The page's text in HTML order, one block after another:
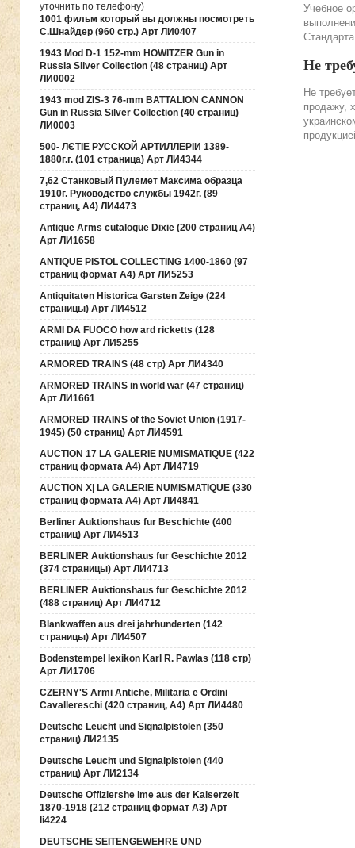
уточнить по телефону)
1001 фильм который вы должны посмотреть
С.Шнайдер (960 стр.) Арт ЛИ0407
1943 Mod D-1 152-mm HOWITZER Gun in
Russia Silver Collection (48 страниц) Арт
ЛИ0002
1943 mod ZIS-3 76-mm BATTALION CANNON
Gun in Russia Silver Collection (40 страниц)
ЛИ0003
500- ЛЄТІЕ РУССКОЙ АРТИЛЛЕРІИ 1389-
1880г.г. (101 страница) Арт ЛИ4344
7,62 Станковый Пулемет Максима образца
1910г. Руководство службы 1942г. (89
страниц, А4) ЛИ4473
Antique Arms cutalogue Dixie (200 страниц А4)
Арт ЛИ1658
ANTIQUE PISTOL COLLECTING 1400-1860 (97
страниц формат А4) Арт ЛИ5253
Antiquitaten Historica Garsten Zeige (224
страницы) Арт ЛИ4512
ARMI DA FUOCO how ard ricketts (128
страниц) Арт ЛИ5255
ARMORED TRAINS (48 стр) Арт ЛИ4340
ARMORED TRAINS in world war (47 страниц)
Арт ЛИ1661
ARMORED TRAINS of the Soviet Union (1917-
1945) (50 страниц) Арт ЛИ4591
AUCTION 17 LA GALERIE NUMISMATIQUE (422
страниц формата А4) Арт ЛИ4719
AUCTION Х| LA GALERIE NUMISMATIQUE (330
страниц формата А4) Арт ЛИ4841
Berliner Auktionshaus fur Beschichte (400
страниц) Арт ЛИ4513
BERLINER Auktionshaus fur Geschichte 2012
(374 страницы) Арт ЛИ4713
BERLINER Auktionshaus fur Geschichte 2012
(488 страниц) Арт ЛИ4712
Blankwaffen aus drei jahrhunderten (142
страницы) Арт ЛИ4507
Bodenstempel lexikon Karl R. Pawlas (118 cтр)
Арт ЛИ1706
CZERNY'S Armi Antiche, Militaria e Ordini
Cavallereschi (420 страниц, А4) Арт ЛИ4480
Deutsche Leucht und Signalpistolen (350
страниц) ЛИ2135
Deutsche Leucht und Signalpistolen (440
страниц) Арт ЛИ2134
Deutsche Offiziershe lme aus der Kaiserzeit
1870-1918 (212 страниц формат А3) Арт
li4224
DEUTSCHE SEITENGEWEHRE UND
Учебное
Не
Не
продажу,